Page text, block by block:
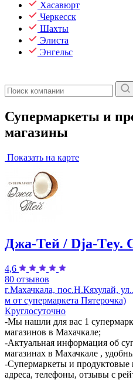
Хасавюрт
Черкесск
Шахты
Элиста
Энгельс
Супермаркеты и
магазины
Показать на карте
Джа-Тей / Dja-Тey.
4,6
80 отзывов
г.Махачкала, пос.Н.Кяхулай,
м от супермаркета Пятерочка)
Круглосуточно
​-Мы нашли для вас 1
магазинов в Махачкале;
-Актуальная информация об
магазинах в Махачкале ,
-Супермаркеты и продуктовые
адреса, телефоны, отзывы с